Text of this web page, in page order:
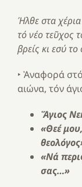
Ήλθε στα
τό νέο τεῦχος
βρείς κι εσύ
‣ Ἀναφορά
αιώνα, τόν
Ἅγιος
«Θεέ
«Νά
σας…»